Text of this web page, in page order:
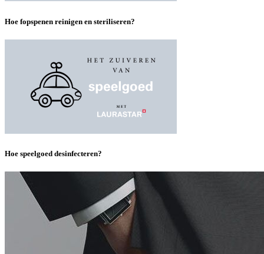
Hoe fopspenen reinigen en steriliseren?
Hoe speelgoed desinfecteren?